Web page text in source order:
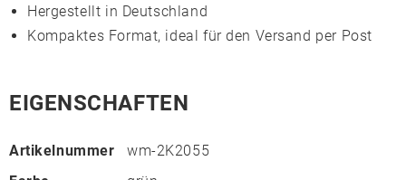
Hergestellt in Deutschland
Kompaktes Format, ideal für den Versand per Post
EIGENSCHAFTEN
Artikelnummer
wm-2K2055